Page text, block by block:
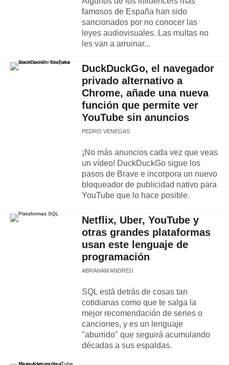
famosos de España han sido
sancionados por no conocer las
leyes audiovisuales. Las multas no
les van a arruinar...
DuckDuckGo, el navegador
privado alternativo a
Chrome, añade una nueva
función que permite ver
YouTube sin anuncios
PEDRO VENEGAS
¡No más anuncios cada vez que veas
un vídeo! DuckDuckGo sigue los
pasos de Brave e incorpora un nuevo
bloqueador de publicidad nativo para
YouTube que lo hace posible.
Netflix, Uber, YouTube y
otras grandes plataformas
usan este lenguaje de
programación
ABRAHAM ANDREU
SQL está detrás de cosas tan
cotidianas como que te salga la
mejor recomendación de series o
canciones, y es un lenguaje
"aburrido" que seguirá acumulando
décadas a sus espaldas.